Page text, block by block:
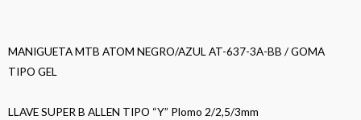
MANIGUETA MTB ATOM NEGRO/AZUL AT-637-3A-BB / GOMA
TIPO GEL
LLAVE SUPER B ALLEN TIPO “Y” Plomo 2/2,5/3mm